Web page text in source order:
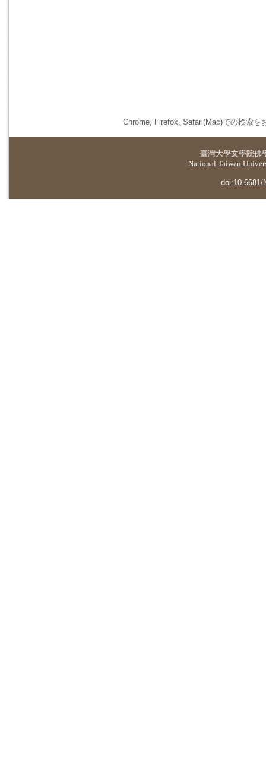
Chrome, Firefox, Safari(Mac)での検索を
臺灣大學文學院佛
National Taiwan
doi:10.6681/